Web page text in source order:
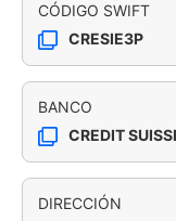
CÓDIGO SWIFT
CRESIE3P
BANCO
CREDIT
DIRECCIÓN